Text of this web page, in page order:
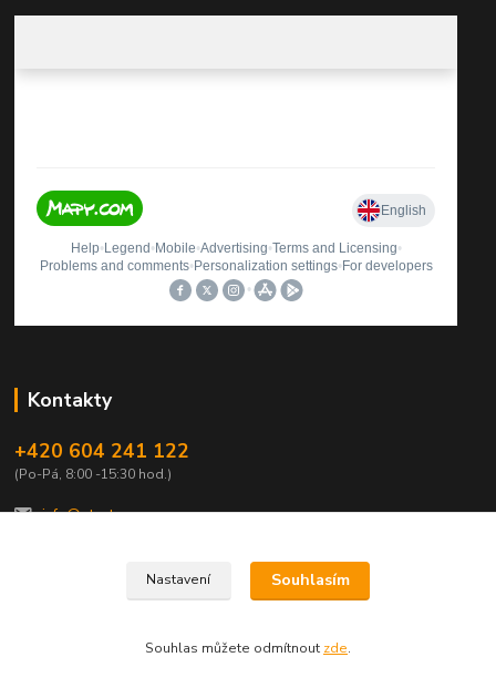
Kontakty
+420 604 241 122
(Po-Pá, 8:00 -15:30 hod.)
info@qtest.cz
Copyright © 2021-2022 Ing. Miloš Hušek - QTEST. Všechna práva vyhrazena.
Nastavení Souhlasím
Souhlas můžete odmítnout zde.